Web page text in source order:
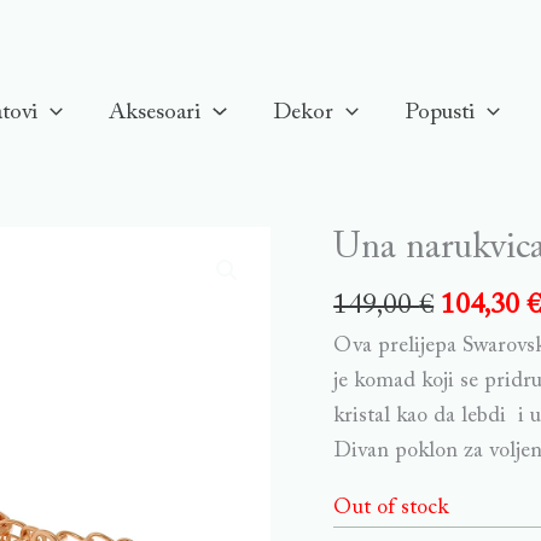
Aksesoari Dekor Popusti
Una
149,00€ 104,30€
Ova prelijepa
je komad koji se
kristal kao da lebdi i
Divan poklon za
Out of stock